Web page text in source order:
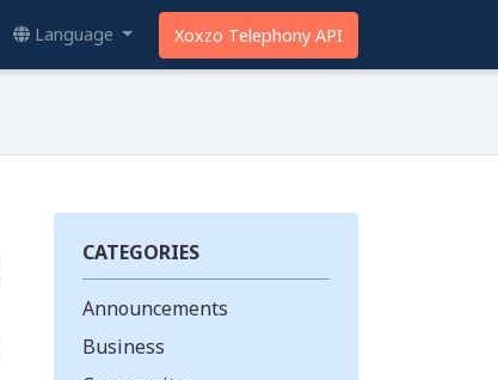
Language Xoxzo Telephony API
CATEGORIES
Announcements
Business